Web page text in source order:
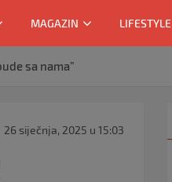
MAGAZIN LIFESTYLE
sa nama”
26 siječnja, 2025 u 15:03